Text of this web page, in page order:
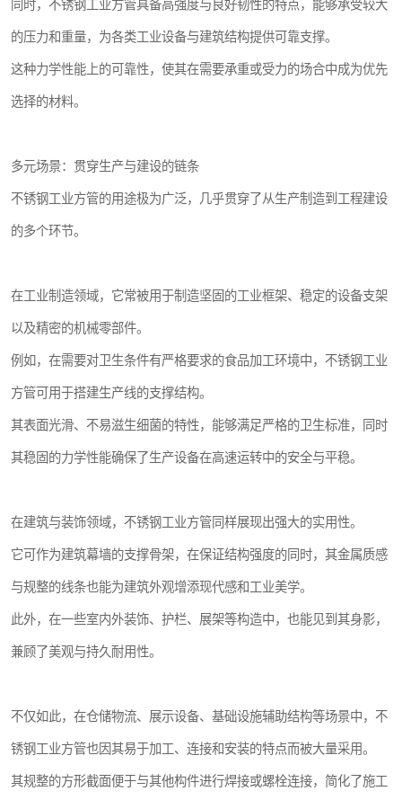
同时，不锈钢工业方管具备高强度与良好韧性的特点，能够承受较大
的压力和重量，为各类工业设备与建筑结构提供可靠支撑。
这种力学性能上的可靠性，使其在需要承重或受力的场合中成为优先
选择的材料。
多元场景：贯穿生产与建设的链条
不锈钢工业方管的用途极为广泛，几乎贯穿了从生产制造到工程建设
的多个环节。
在工业制造领域，它常被用于制造坚固的工业框架、稳定的设备支架
以及精密的机械零部件。
例如，在需要对卫生条件有严格要求的食品加工环境中，不锈钢工业
方管可用于搭建生产线的支撑结构。
其表面光滑、不易滋生细菌的特性，能够满足严格的卫生标准，同时
其稳固的力学性能确保了生产设备在高速运转中的安全与平稳。
在建筑与装饰领域，不锈钢工业方管同样展现出强大的实用性。
它可作为建筑幕墙的支撑骨架，在保证结构强度的同时，其金属质感
与规整的线条也能为建筑外观增添现代感和工业美学。
此外，在一些室内外装饰、护栏、展架等构造中，也能见到其身影，
兼顾了美观与持久耐用性。
不仅如此，在仓储物流、展示设备、基础设施辅助结构等场景中，不
锈钢工业方管也因其易于加工、连接和安装的特点而被大量采用。
其规整的方形截面便于与其他构件进行焊接或螺栓连接，简化了施工